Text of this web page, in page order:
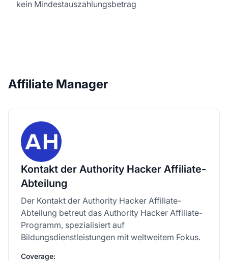
kein Mindestauszahlungsbetrag
Affiliate Manager
Kontakt der Authority Hacker Affiliate-
Abteilung
Der Kontakt der Authority Hacker Affiliate-
Abteilung betreut das Authority Hacker Affiliate-
Programm, spezialisiert auf
Bildungsdienstleistungen mit weltweitem Fokus.
Coverage: